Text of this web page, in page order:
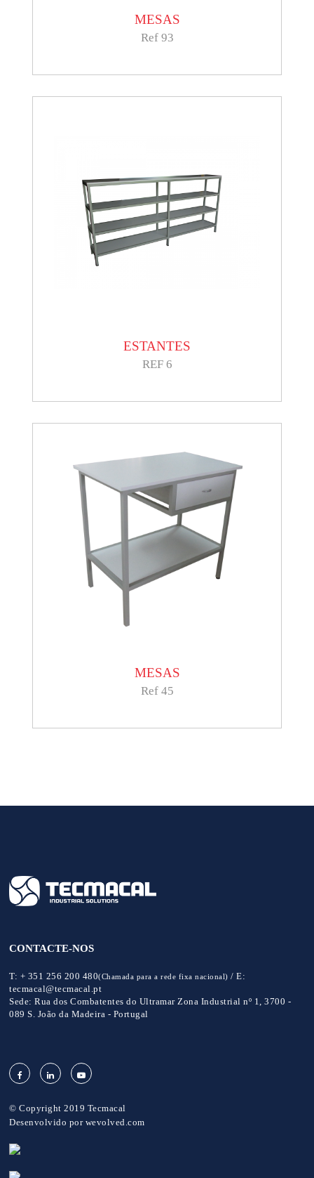
MESAS
Ref 93
ESTANTES
REF 6
MESAS
Ref 45
CONTACTE-NOS
T: + 351 256 200 480(Chamada para a rede fixa nacional) /E:
tecmacal@tecmacal.pt
Sede: Rua dos Combatentes do Ultramar Zona Industrial nº 1, 3700 -
089 S. João da Madeira - Portugal
© Copyright 2019 Tecmacal
Desenvolvido por wevolved.com